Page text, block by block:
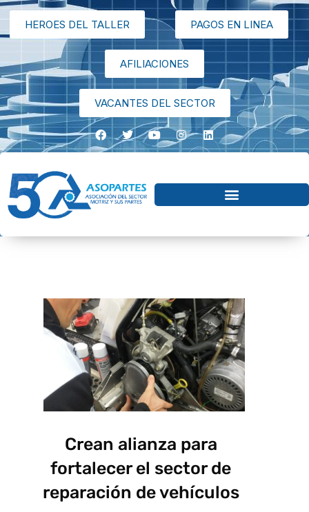
HEROES DEL TALLER PAGOS EN LINEA
AFILIACIONES
VACANTES DEL SECTOR
Crean alianza para
fortalecer el sector de
reparación de vehículos